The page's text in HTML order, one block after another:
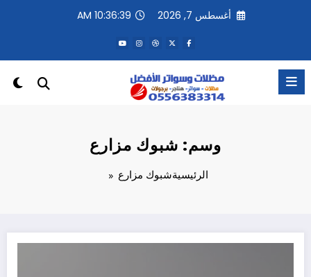
أغسطس 7, 2026 10:36:39 AM
وسم: شبوك مزارع
الرئيسيةشبوك مزارع